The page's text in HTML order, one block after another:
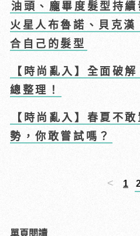
油頭、龐畢度髮型持
火星人布魯諾、貝克
合自己的髮型
【時尚亂入】全面破
總整理！
【時尚亂入】春夏不
勢，你敢嘗試嗎？
< 1
單頁閱讀